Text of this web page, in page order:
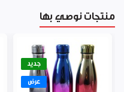
منتجات نوصي بها
جديد
عرض